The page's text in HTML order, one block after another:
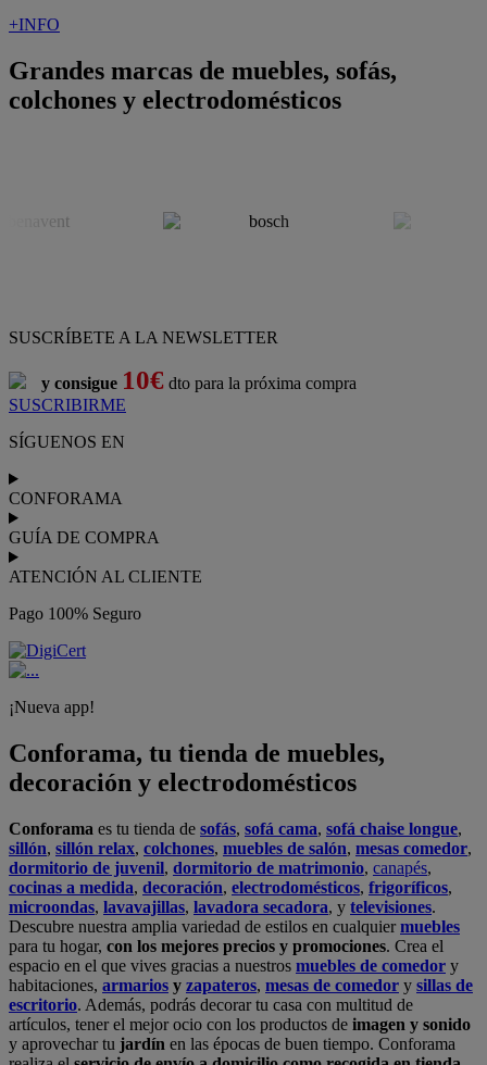
+INFO
Grandes marcas de muebles, sofás,
colchones y electrodomésticos
SUSCRÍBETE A LA NEWSLETTER
y consigue 10€ dto para la próxima compra
SUSCRIBIRME
SÍGUENOS EN
CONFORAMA
GUÍA DE COMPRA
ATENCIÓN AL CLIENTE
Pago 100% Seguro
¡Nueva app!
Conforama, tu tienda de muebles,
decoración y electrodomésticos
Conforama es tu tienda de sofás, sofá cama, sofá chaise longue,
sillón, sillón relax, colchones, muebles de salón, mesas comedor,
dormitorio de juvenil, dormitorio de matrimonio, canapés,
cocinas a medida, decoración, electrodomésticos, frigoríficos,
microondas, lavavajillas, lavadora secadora, y televisiones.
Descubre nuestra amplia variedad de estilos en cualquiermuebles
para tu hogar, con los mejores precios y promociones. Crea el
espacio en el que vives gracias a nuestros muebles de comedor y
habitaciones, armarios y zapateros, mesas de comedor y sillas de
escritorio. Además, podrás decorar tu casa con multitud de
artículos, tener el mejor ocio con los productos de imagen y sonido
y aprovechar tu jardín en las épocas de buen tiempo. Conforama